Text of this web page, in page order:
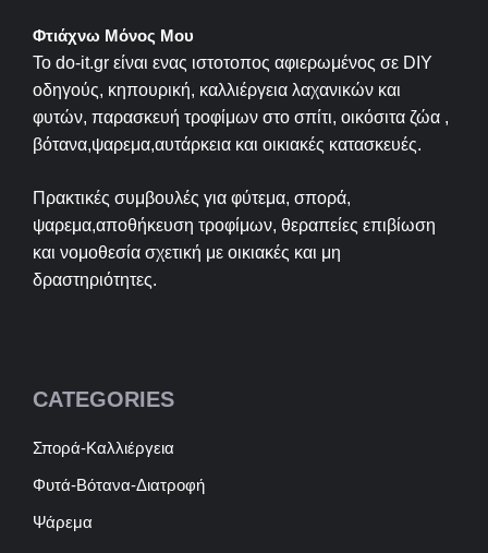
Φτιάχνω Μόνος Μου
Το do-it.gr είναι ενας ιστοτοπος αφιερωμένος σε DIY
οδηγούς, κηπουρική, καλλιέργεια λαχανικών και
φυτών, παρασκευή τροφίμων στο σπίτι, οικόσιτα ζώα ,
βότανα,ψαρεμα,αυτάρκεια και οικιακές κατασκευές.
Πρακτικές συμβουλές για φύτεμα, σπορά,
ψαρεμα,αποθήκευση τροφίμων, θεραπείες επιβίωση
και νομοθεσία σχετική με οικιακές και μη
δραστηριότητες.
CATEGORIES
Σπορά-Καλλιέργεια
Φυτά-Βότανα-Διατροφή
Ψάρεμα